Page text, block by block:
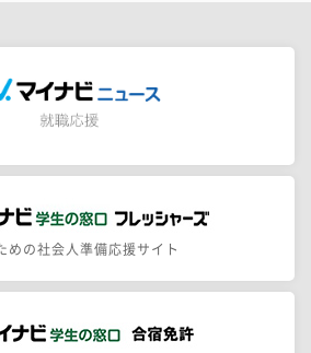
めの社会人準備応援サイト